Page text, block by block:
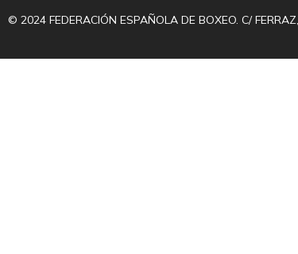
© 2024 FEDERACIÓN ESPAÑOLA DE BOXEO. C/